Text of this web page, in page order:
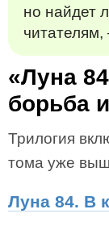
но найдет
«Луна
борьба
Трилогия
тома уже
Луна 84. В